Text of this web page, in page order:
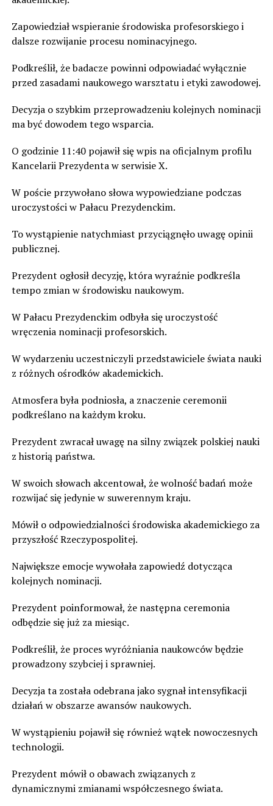
Zapowiedział wspieranie środowiska profesorskiego i
dalsze rozwijanie procesu nominacyjnego.
Podkreślił, że badacze powinni odpowiadać wyłącznie
przed zasadami naukowego warsztatu i etyki zawodowej.
Decyzja o szybkim przeprowadzeniu kolejnych nominacji
ma być dowodem tego wsparcia.
O godzinie 11:40 pojawił się wpis na oficjalnym profilu
Kancelarii Prezydenta w serwisie X.
W poście przywołano słowa wypowiedziane podczas
uroczystości w Pałacu Prezydenckim.
To wystąpienie natychmiast przyciągnęło uwagę opinii
publicznej.
Prezydent ogłosił decyzję, która wyraźnie podkreśla
tempo zmian w środowisku naukowym.
W Pałacu Prezydenckim odbyła się uroczystość
wręczenia nominacji profesorskich.
W wydarzeniu uczestniczyli przedstawiciele świata nauki
z różnych ośrodków akademickich.
Atmosfera była podniosła, a znaczenie ceremonii
podkreślano na każdym kroku.
Prezydent zwracał uwagę na silny związek polskiej nauki
z historią państwa.
W swoich słowach akcentował, że wolność badań może
rozwijać się jedynie w suwerennym kraju.
Mówił o odpowiedzialności środowiska akademickiego za
przyszłość Rzeczypospolitej.
Największe emocje wywołała zapowiedź dotycząca
kolejnych nominacji.
Prezydent poinformował, że następna ceremonia
odbędzie się już za miesiąc.
Podkreślił, że proces wyróżniania naukowców będzie
prowadzony szybciej i sprawniej.
Decyzja ta została odebrana jako sygnał intensyfikacji
działań w obszarze awansów naukowych.
W wystąpieniu pojawił się również wątek nowoczesnych
technologii.
Prezydent mówił o obawach związanych z
dynamicznymi zmianami współczesnego świata.